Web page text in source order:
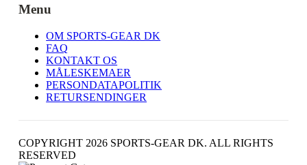
Menu
OM SPORTS-GEAR DK
FAQ
KONTAKT OS
MÅLESKEMAER
PERSONDATAPOLITIK
RETURSENDINGER
COPYRIGHT 2026 SPORTS-GEAR DK. ALL RIGHTS
RESERVED